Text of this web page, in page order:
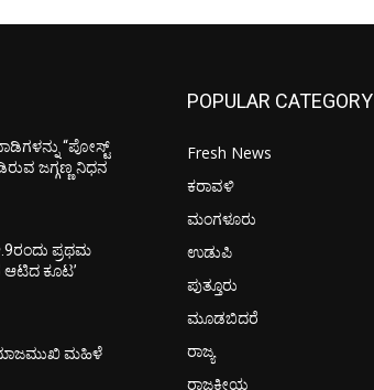
“ಪೋಸ್ಟ್
ಜಗ್ಗಣ್ಣ ನಿಧನ
ಪ್ರಥಮ
ಆಟಿದ ಕೂಟ’
ಮಹಿಳೆ
POPULAR CATEGORY
Fresh News
ಕರಾವಳಿ
ಮಂಗಳೂರು
ಉಡುಪಿ
ಪುತ್ತೂರು
ಮೂಡಬಿದರೆ
ರಾಜ್ಯ
ರಾಜಕೀಯ